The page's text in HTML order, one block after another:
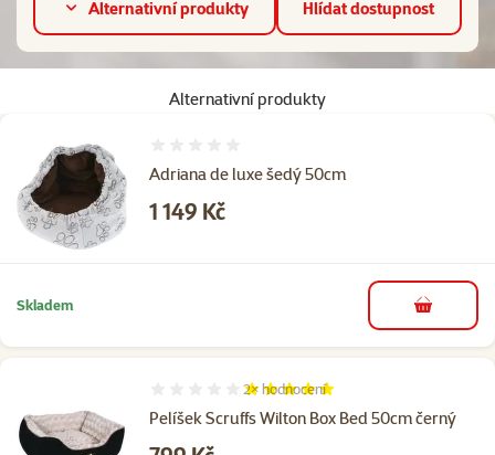
Alternativní produkty Hlídat dostupnost
Alternativní produkty
Adriana de luxe šedý 50cm
Cena
1 149 Kč
Skladem do košíku
Pelíšek Scruffs Wilton Box Bed 50cm černý
Hodnocení 100%, počet hodnocení: 2
2× hodnocení